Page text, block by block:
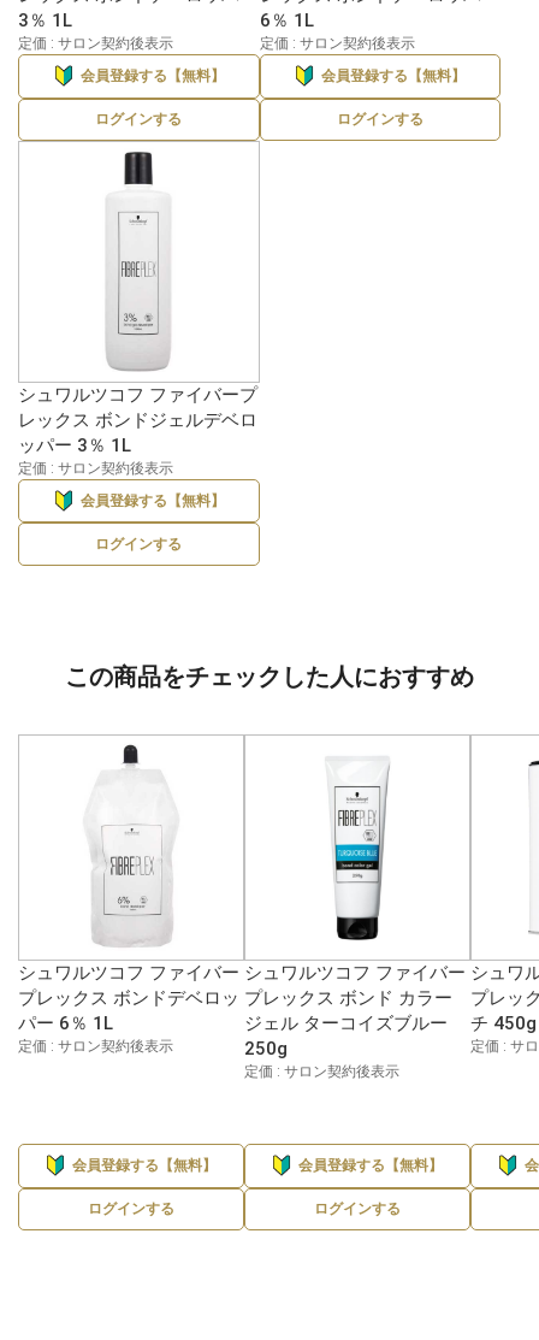
3％ 1L
定価 : サロン契約後表示
会員登録する【無料】
ログインする
6％ 1L
定価 : サロン契約後表示
会員登録する【無料】
ログインする
シュワルツコフ ファイバープ
レックス ボンドジェルデベロ
ッパー 3％ 1L
定価 : サロン契約後表示
会員登録する【無料】
ログインする
この商品をチェックした人におすすめ
シュワルツコフ ファイバー
プレックス ボンドデベロッ
パー 6％ 1L
定価 : サロン契約後表示
会員登録する【無料】
ログインする
シュワルツコフ ファイバー
プレックス ボンド カラー
ジェル ターコイズブルー
250g
定価 : サロン契約後表示
会員登録する【無料】
ログインする
シュワ
プレッ
チ 450g
定価 : サ